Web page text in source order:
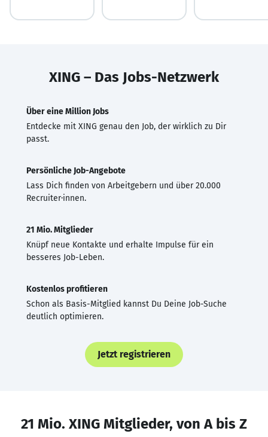
XING – Das Jobs-Netzwerk
Über eine Million Jobs
Entdecke mit XING genau den Job, der wirklich zu Dir
passt.
Persönliche Job-Angebote
Lass Dich finden von Arbeitgebern und über 20.000
Recruiter·innen.
21 Mio. Mitglieder
Knüpf neue Kontakte und erhalte Impulse für ein
besseres Job-Leben.
Kostenlos profitieren
Schon als Basis-Mitglied kannst Du Deine Job-Suche
deutlich optimieren.
Jetzt registrieren
21 Mio. XING Mitglieder, von A bis Z